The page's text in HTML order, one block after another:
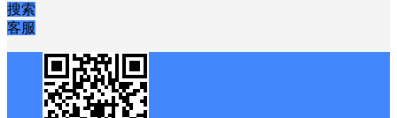
搜索
客服